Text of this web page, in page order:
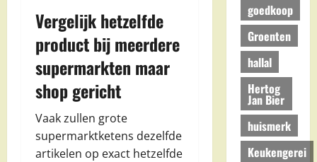
Vergelijk hetzelfde
product bij meerdere
supermarkten maar
shop gericht
Vaak zullen grote
supermarktketens dezelfde
artikelen op exact hetzelfde
goedkoop
Groenten
hallal
Hertog
Jan Bier
huismerk
Keukengerei